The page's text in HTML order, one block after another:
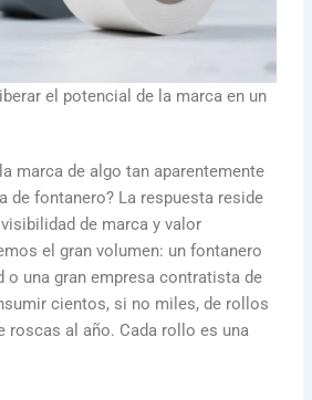
el potencial de la marca en un
marca de algo tan aparentemente
de fontanero? La respuesta reside
de marca y valor
el gran volumen: un fontanero
o una gran empresa contratista de
cientos, si no miles, de rollos
roscas al año. Cada rollo es una